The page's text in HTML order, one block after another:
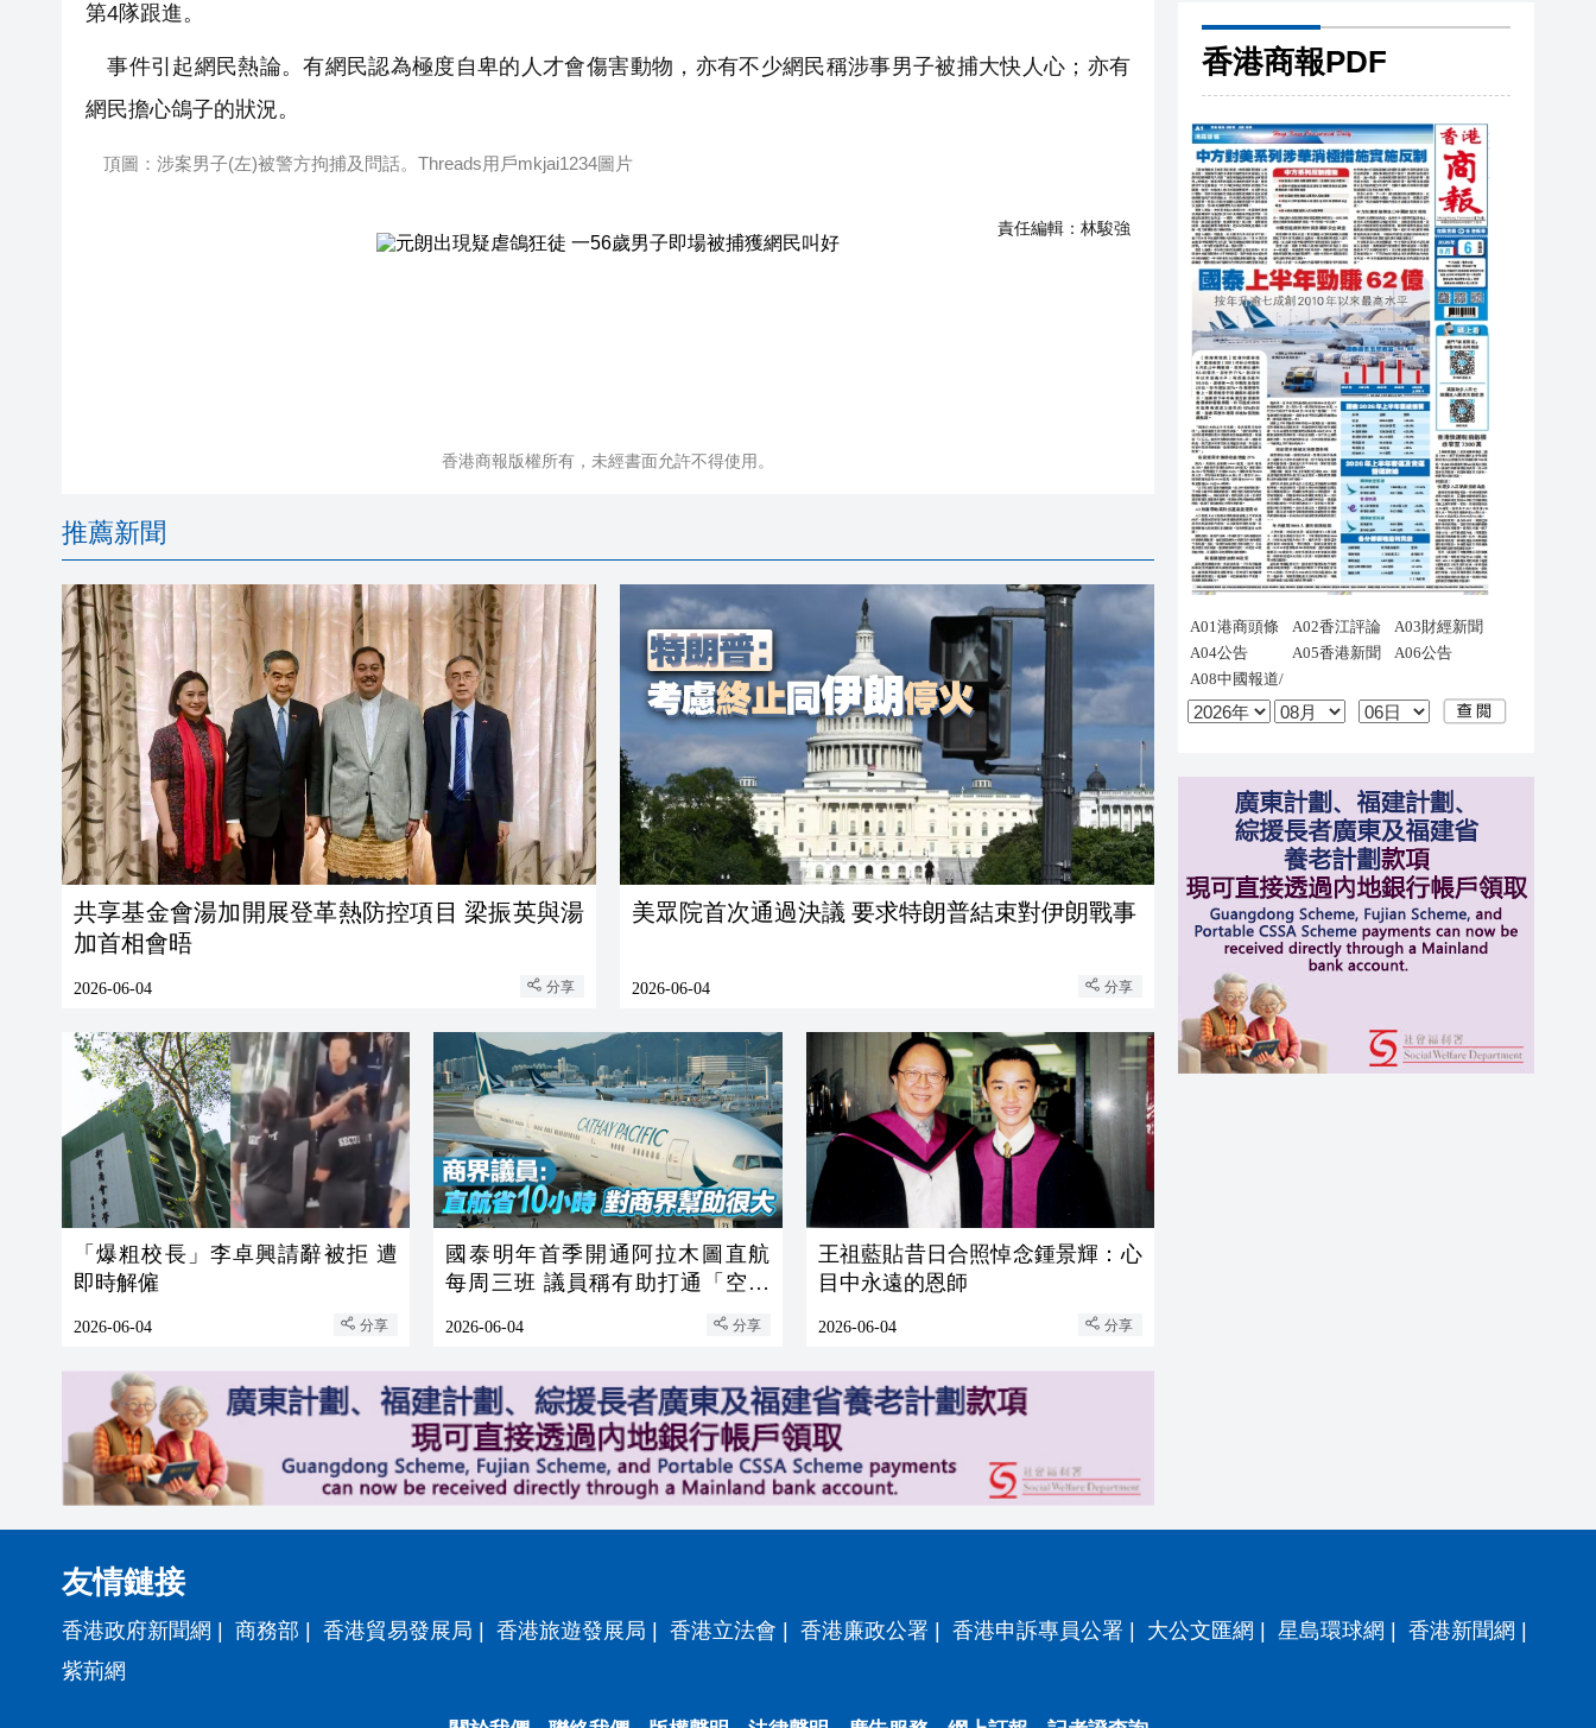
第4隊跟進。
事件引起網民熱論。有網民認為極度自卑的人才會傷害動物，亦有不少網民稱涉事男子被捕大快人心；亦有
網民擔心鴿子的狀況。
頂圖：涉案男子(左)被警方拘捕及問話。Threads用戶mkjai1234圖片
責任編輯： 林駿強
香港商報版權所有，未經書面允許不得使用。
推薦新聞
共享基金會湯加開展登革熱防控項目 梁振英與湯
加首相會晤
2026-06-04 分享
美眾院首次通過決議 要求特朗普結束對伊朗戰事
2026-06-04 分享
「爆粗校長」李卓興請辭被拒 遭
即時解僱
2026-06-04 分享
國泰明年首季開通阿拉木圖直航
每周三班 議員稱有助打通「空中
2026-06-04 分享
王祖藍貼昔日合照悼念鍾景輝：心
目中永遠的恩師
2026-06-04 分享
香港商報PDF
友情鏈接
香港政府新聞網 商務部 香港貿易發展局 香港旅遊發展局 香港立法會 香港廉政公署 香港申訴專員公署 大公文匯網 星島環球網 香港新聞網
紫荊網